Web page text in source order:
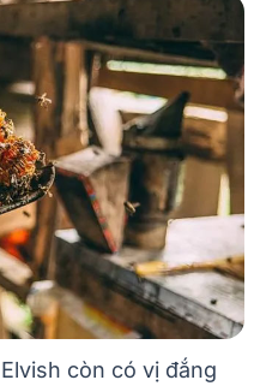
còn có vị đắng